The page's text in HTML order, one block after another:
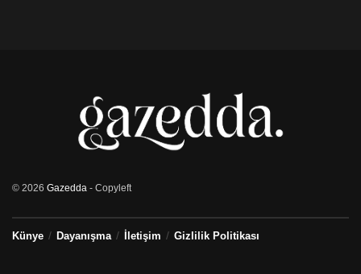
© 2026 Gazedda - Copyleft
Künye Dayanışma İletişim Gizlilik Politikası